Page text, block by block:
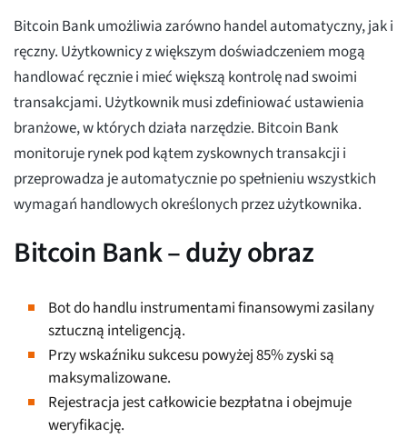
Bitcoin Bank umożliwia zarówno handel automatyczny, jak i
ręczny. Użytkownicy z większym doświadczeniem mogą
handlować ręcznie i mieć większą kontrolę nad swoimi
transakcjami. Użytkownik musi zdefiniować ustawienia
branżowe, w których działa narzędzie. Bitcoin Bank
monitoruje rynek pod kątem zyskownych transakcji i
przeprowadza je automatycznie po spełnieniu wszystkich
wymagań handlowych określonych przez użytkownika.
Bitcoin Bank – duży obraz
Bot do handlu instrumentami finansowymi zasilany
sztuczną inteligencją.
Przy wskaźniku sukcesu powyżej 85% zyski są
maksymalizowane.
Rejestracja jest całkowicie bezpłatna i obejmuje
weryfikację.